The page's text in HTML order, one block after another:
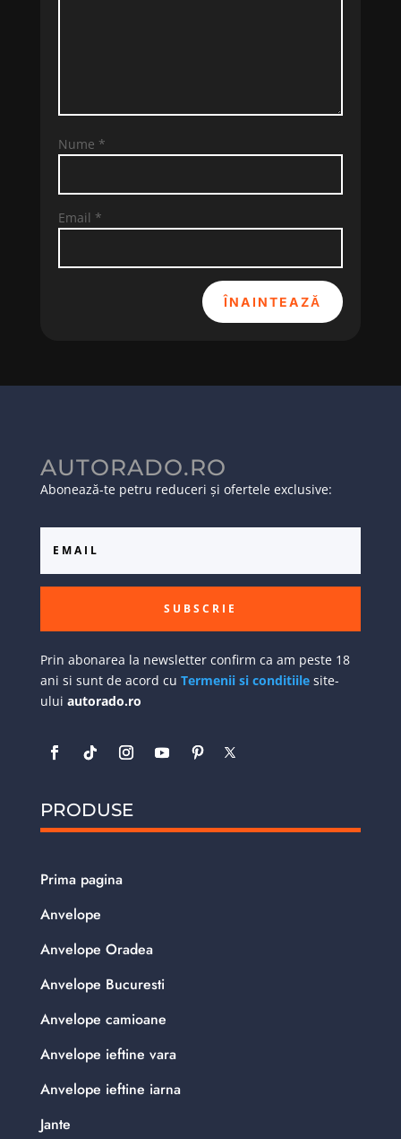
Nume *
Email *
ÎNAINTEAZĂ
AUTORADO.RO
Abonează-te petru reduceri și ofertele exclusive:
SUBSCRIE
Prin abonarea la newsletter confirm ca am peste 18
ani si sunt de acord cu Termenii si conditiilesite-
ului autorado.ro
PRODUSE
Prima pagina
Anvelope
Anvelope Oradea
Anvelope Bucuresti
Anvelope camioane
Anvelope ieftine vara
Anvelope ieftine iarna
Jante